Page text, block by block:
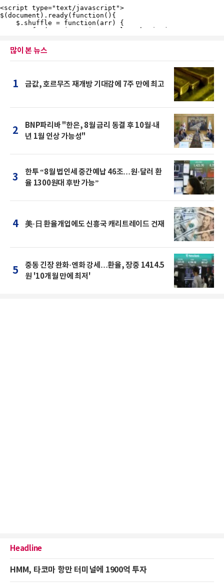
많이 본 뉴스
1 금값, 호르무즈 재개방 기대감에 7주 만에 최고
2
BNP파리바 "한은, 8월 금리 동결 후 10월·내
년 1월 인상 가능성"
3
한투 “8월 법인세 중간예납 46조…원·달러 환
율 1300원대 후반 가능”
4 美·日 환율개입에도 신흥국 캐리트레이드 건재
5
중동 긴장 완화·엔화 강세…환율, 장중 1414.5
원 '10개월 만에 최저'
Headline
HMM, 타코마 항만 터미널에 1900억 투자